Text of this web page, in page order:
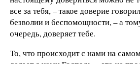
все за тебя, – такое доверие
безволии и беспомощности, – а
очередь, доверяет тебе.
То, что происходит с нами на